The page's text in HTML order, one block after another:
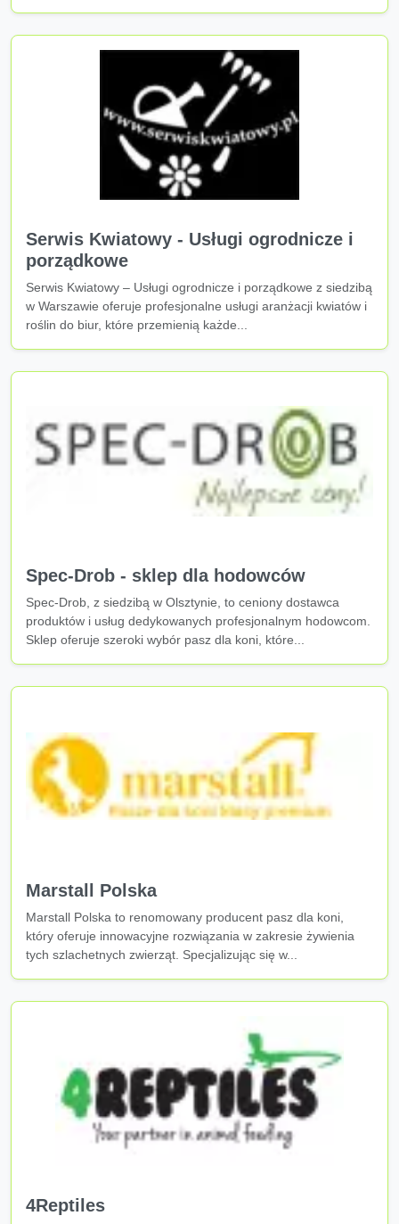
Serwis Kwiatowy - Usługi ogrodnicze i
porządkowe
Serwis Kwiatowy – Usługi ogrodnicze i porządkowe z siedzibą
w Warszawie oferuje profesjonalne usługi aranżacji kwiatów i
roślin do biur, które przemienią każde...
Spec-Drob - sklep dla hodowców
Spec-Drob, z siedzibą w Olsztynie, to ceniony dostawca
produktów i usług dedykowanych profesjonalnym hodowcom.
Sklep oferuje szeroki wybór pasz dla koni, które...
Marstall Polska
Marstall Polska to renomowany producent pasz dla koni,
który oferuje innowacyjne rozwiązania w zakresie żywienia
tych szlachetnych zwierząt. Specjalizując się w...
4Reptiles